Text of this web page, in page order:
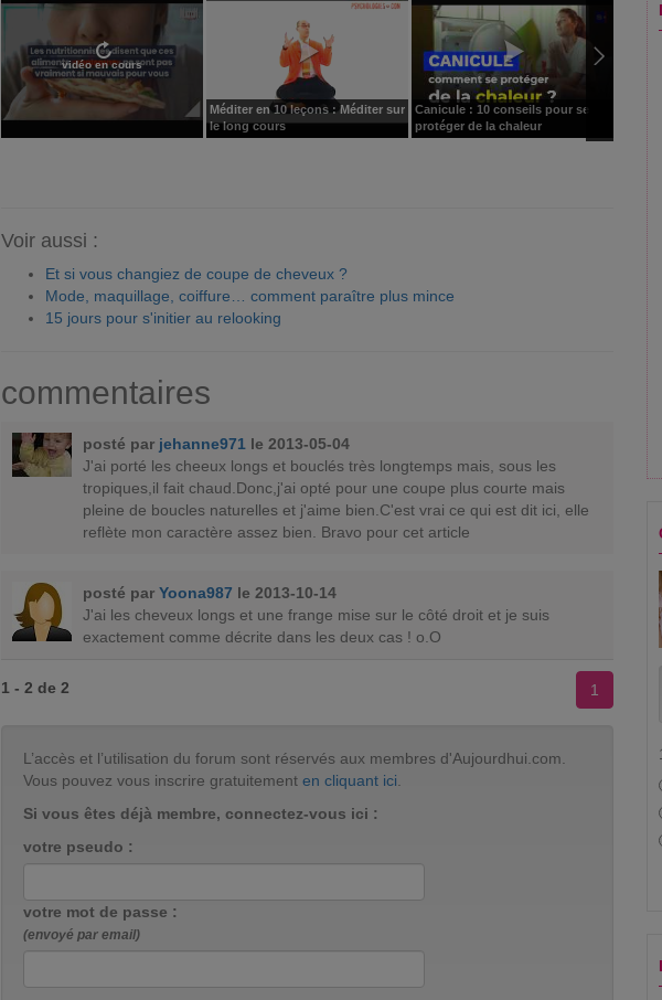
vidéo en cours
Méditer en 10 leçons : Méditer sur
le long cours
Canicule : 10 conseils pour se
protéger de la chaleur
J'ai 10
Voir aussi :
Et si vous changiez de coupe de cheveux ?
Mode, maquillage, coiffure… comment paraître plus mince
15 jours pour s'initier au relooking
commentaires
posté par jehanne971 le 2013-05-04
J'ai porté les cheeux longs et bouclés très longtemps mais, sous les
tropiques,il fait chaud.Donc,j'ai opté pour une coupe plus courte mais
pleine de boucles naturelles et j'aime bien.C'est vrai ce qui est dit ici, elle
reflète mon caractère assez bien. Bravo pour cet article
posté par Yoona987 le 2013-10-14
J'ai les cheveux longs et une frange mise sur le côté droit et je suis
exactement comme décrite dans les deux cas ! o.O
1 - 2 de 2 1
L’accès et l’utilisation du forum sont réservés aux membres d'Aujourdhui.com.
Vous pouvez vous inscrire gratuitement en cliquant ici
Si vous êtes déjà membre, connectez-vous ici :
votre pseudo :
votre mot de passe :
(envoyé par email)